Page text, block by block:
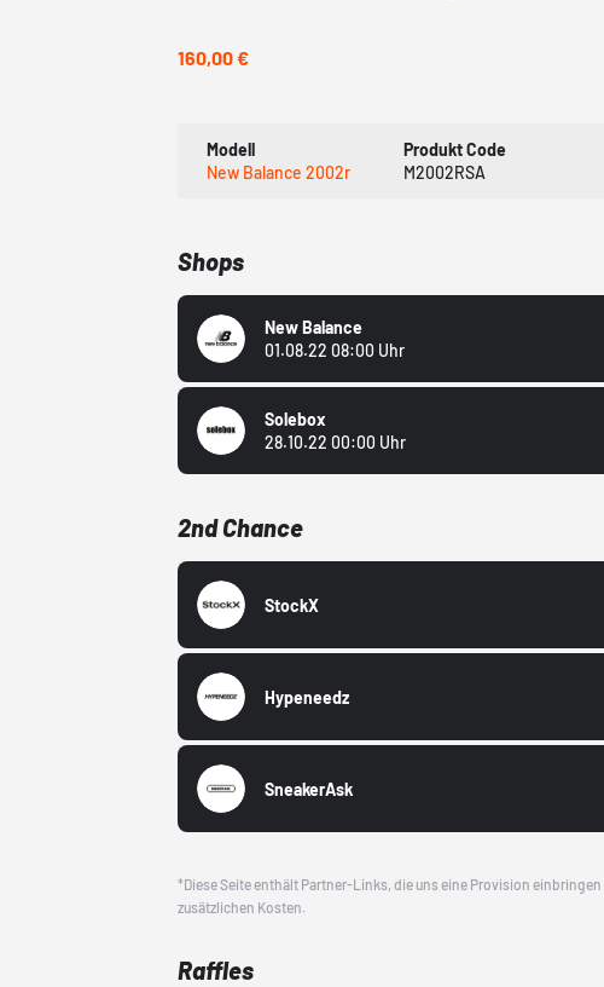
160,00 €
Modell
New Balance 2002r
Produkt Code
M2002RSA
Shops
New Balance
01.08.22 08:00 Uhr
Solebox
28.10.22 00:00 Uhr
2nd Chance
StockX
Hypeneedz
SneakerAsk
*Diese Seite enthält Partner-Links, die uns eine Provision
zusätzlichen Kosten.
Raffles